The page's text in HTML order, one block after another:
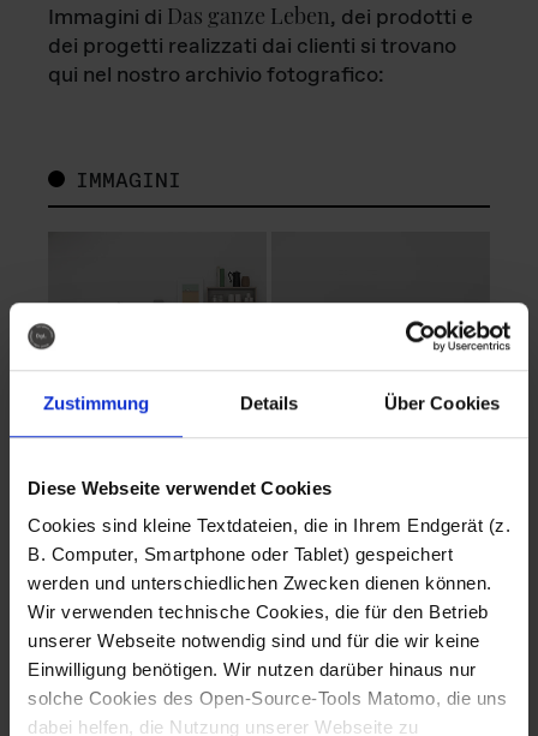
Zustimmung Details Über Cookies
Diese Webseite verwendet Cookies
Cookies sind kleine Textdateien, die in Ihrem Endgerät (z.
B. Computer, Smartphone oder Tablet) gespeichert
werden und unterschiedlichen Zwecken dienen können.
Wir verwenden technische Cookies, die für den Betrieb
unserer Webseite notwendig sind und für die wir keine
Einwilligung benötigen. Wir nutzen darüber hinaus nur
solche Cookies des Open-Source-Tools Matomo, die uns
dabei helfen, die Nutzung unserer Webseite zu
Immagini di Das ganze Leben, dei prodotti e
dei progetti realizzati dai clienti si trovano
qui nel nostro archivio fotografico:
IMMAGINI
Fotografo: Lorenz
Sternbach
Download
Fotografo: Lorenz
Sternbach
Download